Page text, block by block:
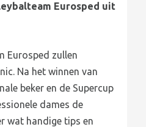
Eurosped uit
Eurosped zullen
Na het winnen van
beker en de Supercup
dames de
wat handige tips en